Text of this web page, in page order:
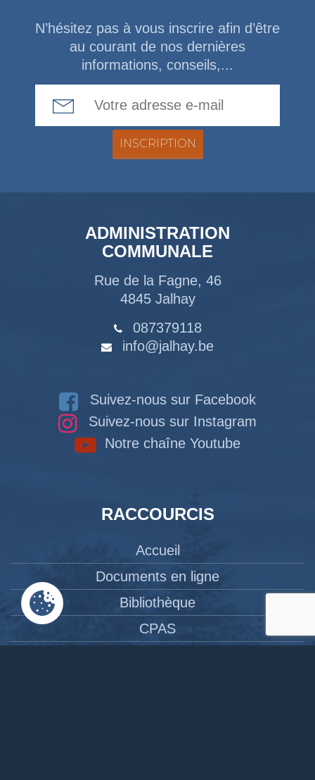
N’hésitez pas à vous inscrire afin d’être
au courant de nos dernières
informations, conseils,...
ADMINISTRATION
COMMUNALE
Rue de la Fagne, 46
4845 Jalhay
087379118
info@jalhay.be
Suivez-nous sur Facebook
Suivez-nous sur Instagram
Notre chaîne Youtube
RACCOURCIS
Accueil
Documents en ligne
Bibliothèque
CPAS